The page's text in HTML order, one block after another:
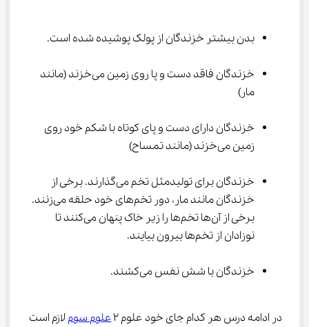
بدن بیشتر خزندگان از پولک پوشیده شده است.
خزندگان فاقد دست و پا روی زمین می‌خزند (مانند
مار)
خزندگان دارای دست و پای کوتاه با شکم خود روی
زمین می‌خزند (مانند تمساح)
خزندگان برای تولیدمثل تخم می‌گذارند. برخی از
خزندگان مانند مار، دور تخم‌های خود حلقه می‌زنند.
برخی از آن‌ها تخم‌ها را زیر خاک پنهان می‌کنند تا
نوزادان از تخم‌ها بیرون بیایند.
خزندگان با شش نفس می‌کشند.
در ادامه درس هر کدام جای خود علوم ۲ علوم سوم لازم است